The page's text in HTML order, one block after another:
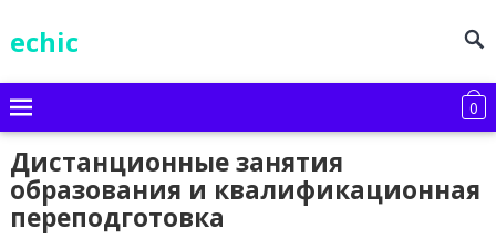
echic
0
Дистанционные занятия
образования и квалификационная
переподготовка